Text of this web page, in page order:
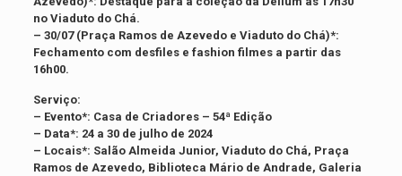
no Viaduto do Chá.
– 30/07 (Praça Ramos de Azevedo e Viaduto do Chá)*:
Fechamento com desfiles e fashion filmes a partir das
16h00.
Serviço:
– Evento*: Casa de Criadores – 54ª Edição
– Data*: 24 a 30 de julho de 2024
– Locais*: Salão Almeida Junior, Viaduto do Chá, Praça
Ramos de Azevedo, Biblioteca Mário de Andrade, Galeria